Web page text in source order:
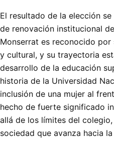
El resultado de la elección
de renovación institucional
Monserrat es reconocido
y cultural, y su trayectoria
desarrollo de la educación
historia de la Universidad
inclusión de una mujer al
hecho de fuerte significado
allá de los límites del
sociedad que avanza hacia